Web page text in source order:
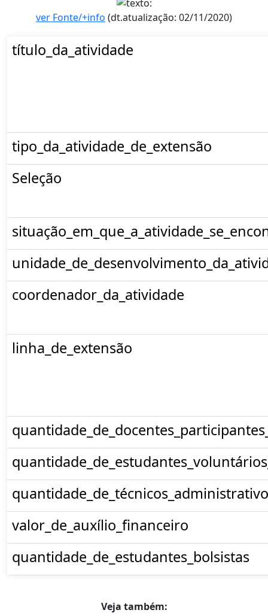
ver Fonte/+info (dt.atualização: 02/11/2020)
título_da_atividade
tipo_da_atividade_de_extensão
Seleção
coordenador_da_atividade
linha_de_extensão
valor_de_auxílio_financeiro
quantidade_de_estudantes_bolsistas
Veja também: